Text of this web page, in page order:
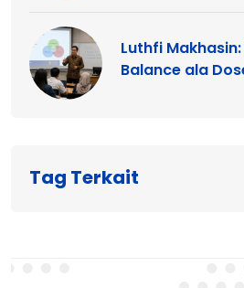
Luthfi
Balance ala
Tag Terkait